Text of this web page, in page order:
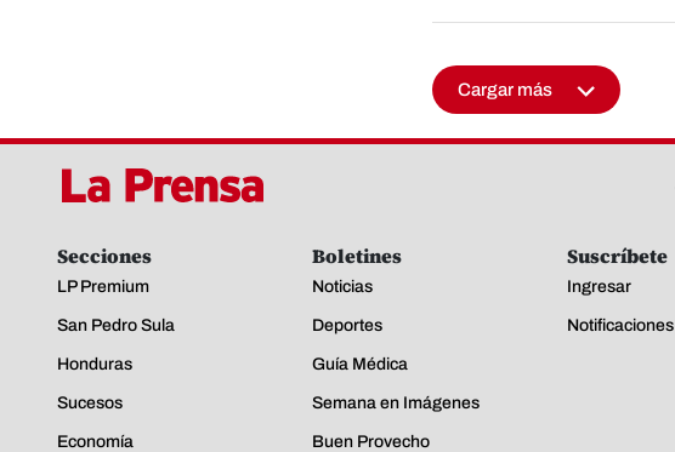
Cargar más
Secciones
LP Premium
San Pedro Sula
Honduras
Sucesos
Economía
Boletines
Noticias
Deportes
Guía Médica
Semana en Imágenes
Buen Provecho
Suscríbete
Ingresar
Notificaciones